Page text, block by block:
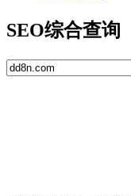
SEO综合查询